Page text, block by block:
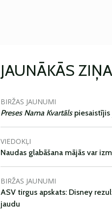
JAUNĀKĀS
BIRŽAS JAUNUMI
Preses Nama Kvartāls
VIEDOKĻI
Naudas glabāšana mājās var
BIRŽAS JAUNUMI
ASV tirgus apskats: Disney
jaudu